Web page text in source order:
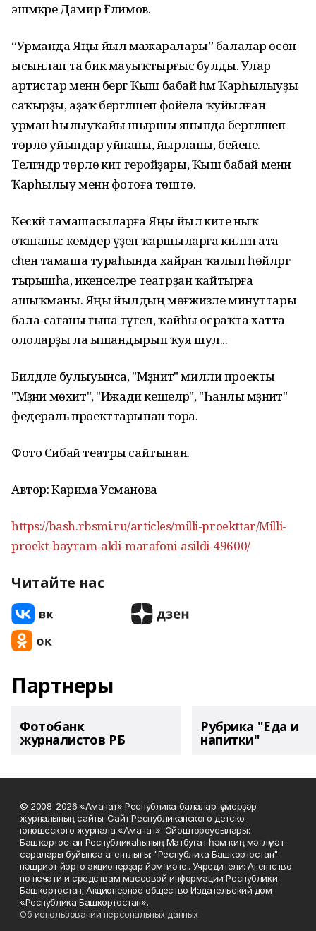
эшмәкәре Дамир Ғәлимов.
“Урманда Яңы йыл мажаралары” балалар өсөн
ысынлап та бик мауыҡтырғыс булды. Улар
артистар менән бергә Ҡыш бабай һәм Ҡарһылыуҙы
саҡырҙы, аҙаҡ бергәләшеп фойела ҡуйылған
урман һылыуҡайы шыршы янында бергәләшеп
төрлө уйындар уйнаны, йырланы, бейене.
Теләгәндәр төрлө әкиәт геройҙары, Ҡыш бабай менән
Ҡарһылыу менән фотоға төштө.
Кескәй тамашасыларға Яңы йыл әкиәте ныҡ
оҡшаны: кемдер үҙен ҡаршыларға килгән ата-
әсәһенә тамаша тураһында хайран ҡалып һөйләргә
тырышһа, икенселәре театрҙан ҡайтырға
ашыҡманы. Яңы йылдың мөғжизәле минуттары
бала-сағаны ғына түгел, ҡайһы осраҡта хатта
ололарҙы ла ышандырып ҡуя шул...
Билдәле булыуынса, "Мәҙәниәт" милли проекты
"Мәҙәни мөхит", "Ижади кешеләр", "Һанлы мәҙәниәт"
федераль проекттарынан тора.
Фото Сибай театры сайтынан.
Автор: Карима Усманова
https://bash.rbsmi.ru/articles/milli-proekttar/Milli-
proekt-bayram-aldi-marafoni-asildi-49600/
Читайте нас
Партнеры
Фотобанк
журналистов РБ
Рубрика "Еда и
напитки"
© 2008-2026 «Аманат» Республика балалар-үҫмерҙәр
журналының сайты. Сайт Республиканского детско-
юношеского журнала «Аманат». Ойоштороусылары:
Башҡортостан Республикаһының Матбуғат һәм киң мәғлүмәт
саралары буйынса агентлығы; "Республика Башкортостан"
нәшриәт йорто акционерҙар йәмғиәте.. Учредители: Агентство
по печати и средствам массовой информации Республики
Башкортостан; Акционерное общество Издательский дом
«Республика Башкортостан».
Об использовании персональных данных